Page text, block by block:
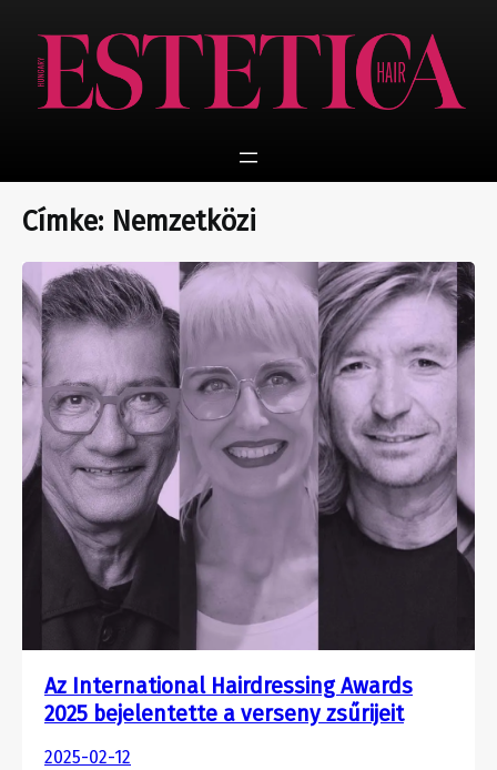
tartalomhoz
Címke: Nemzetközi
Az International Hairdressing Awards
2025 bejelentette a verseny zsűrijeit
2025-02-12